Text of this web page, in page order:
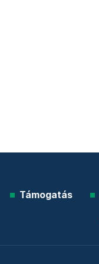
Támogatás